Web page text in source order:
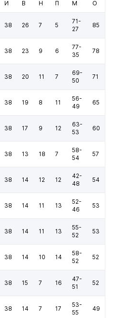
И В Н П М О
38 26 7 5
71-
27
85
38 23 9 6
77-
35
78
38 20 11 7
69-
50
71
38 19 8 11
56-
49
65
38 17 9 12
63-
53
60
38 13 18 7
58-
54
57
38 14 12 12
42-
48
54
38 14 11 13
52-
46
53
38 14 11 13
55-
52
53
38 14 10 14
58-
52
52
38 15 7 16
47-
51
52
38 14 7 17
53-
55
49